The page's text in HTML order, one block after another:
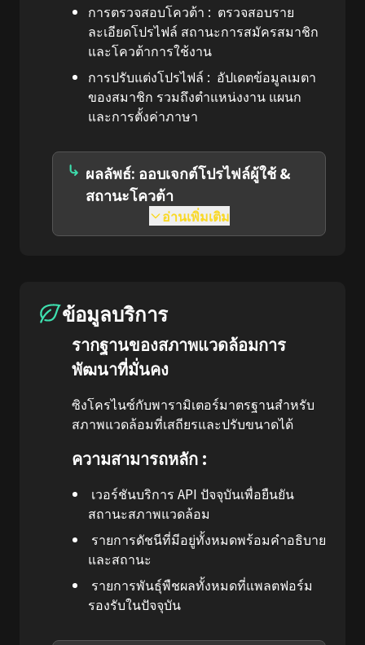
การตรวจสอบโควต้า : ตรวจสอบราย
ละเอียดโปรไฟล์ สถานะการสมัครสมาชิก
และโควต้าการใช้งาน
การปรับแต่งโปรไฟล์ : อัปเดตข้อมูลเมตา
ของสมาชิก รวมถึงตำแหน่งงาน แผนก
และการตั้งค่าภาษา
ผลลัพธ์: ออบเจกต์โปรไฟล์ผู้ใช้ &
สถานะโควต้า
อ่านเพิ่มเติม
ข้อมูลบริการ
รากฐานของสภาพแวดล้อมการ
พัฒนาที่มั่นคง
ซิงโครไนซ์กับพารามิเตอร์มาตรฐานสำหรับ
สภาพแวดล้อมที่เสถียรและปรับขนาดได้
ความสามารถหลัก :
เวอร์ชันบริการ API ปัจจุบันเพื่อยืนยัน
สถานะสภาพแวดล้อม
รายการดัชนีที่มีอยู่ทั้งหมดพร้อมคำอธิบาย
และสถานะ
รายการพันธุ์พืชผลทั้งหมดที่แพลตฟอร์ม
รองรับในปัจจุบัน